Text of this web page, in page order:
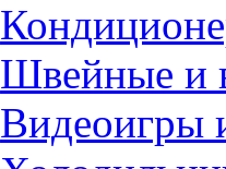
Швейные и
Видеоигры